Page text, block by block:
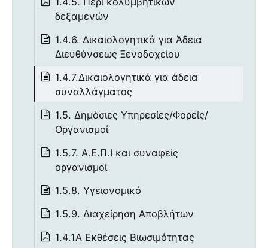
δεξαμενών
1.4.6. Δικαιολογητικά για Άδεια
Διευθύνσεως Ξενοδοχείου
1.4.7.Δικαιολογητικά για άδεια
συναλλάγματος
1.5. Δημόσιες Υπηρεσίες/Φορείς/
Οργανισμοί
1.5.7. Α.Ε.Π.Ι και συναφείς
οργανισμοί
1.5.8. Υγειονομικό
1.5.9. Διαχείρηση Αποβλήτων
1.4.1Α Εκθέσεις Βιωσιμότητας